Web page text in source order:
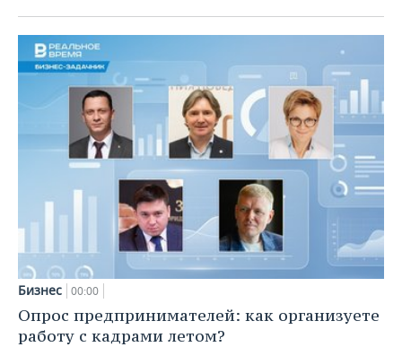
Бизнес 00:00
Опрос предпринимателей: как организуете
работу с кадрами летом?